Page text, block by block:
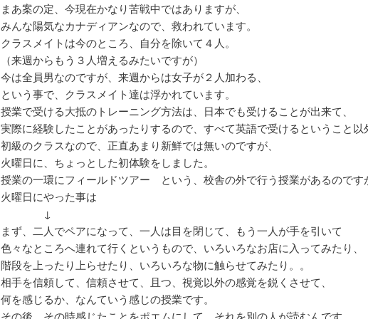
まあ案の定、今現在かなり苦戦中ではありますが、
みんな陽気なカナディアンなので、救われています。
クラスメイトは今のところ、自分を除いて４人。
（来週からもう３人増えるみたいですが）
今は全員男なのですが、来週からは女子が２人加わる、
という事で、クラスメイト達は浮かれています。
授業で受ける大抵のトレーニング方法は、日本でも受けることが出来て、
実際に経験したことがあったりするので、すべて英語で受けるということ以
初級のクラスなので、正直あまり新鮮では無いのですが、
火曜日に、ちょっとした初体験をしました。
授業の一環にフィールドツアー という、校舎の外で行う授業があるのです
火曜日にやった事は
↓
まず、二人でペアになって、一人は目を閉じて、もう一人が手を引いて
色々なところへ連れて行くというもので、いろいろなお店に入ってみたり、
階段を上ったり上らせたり、いろいろな物に触らせてみたり。。
相手を信頼して、信頼させて、且つ、視覚以外の感覚を鋭くさせて、
何を感じるか、なんていう感じの授業です。
その後、その時感じたことをポエムにして、それを別の人が読むんです。